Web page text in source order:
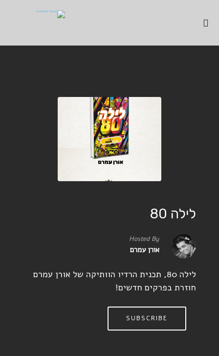
לילה 80
Hosted By
אורן עמרם
לילה 80, תכנית הרדיו הוותיקה של אורן עמרם
חוזרת בפרקים חדשים!
SUBSCRIBE